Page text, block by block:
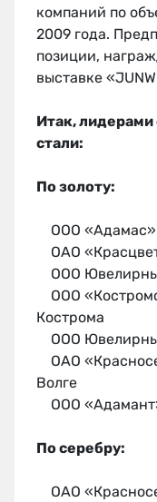
компаний по
2009 года.
позиции,
выставке
Итак, лидерами
стали:
По золоту:
ООО «Адамас»
ОАО
ООО
ООО
Кострома
ООО
ОАО
Волге
ООО
По серебру:
ОАО